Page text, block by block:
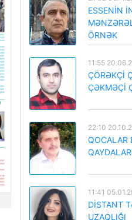
ESSENİN
ÖRNƏK
11:55
ÇÖRƏKÇİ
ÇƏKMƏÇİ
22:10
QOCALAR
11:41
DİSTANT
UZAQLIĞI